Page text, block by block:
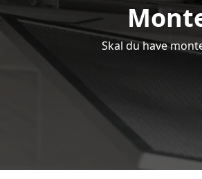
Skal du have